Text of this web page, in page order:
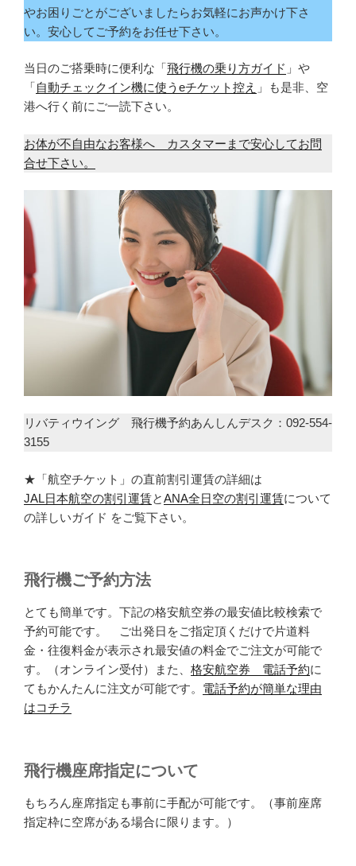
やお困りごとがございましたらお気軽にお声かけ下さ
い。安心してご予約をお任せ下さい。
当日のご搭乗時に便利な「飛行機の乗り方ガイド 」や
「自動チェックイン機に使うeチケット控え 」も是非、空
港へ行く前にご一読下さい。
お体が不自由なお客様へ カスタマーまで安心してお問
合せ下さい。
リバティウイング 飛行機予約あんしんデスク：092-554-
3155
★「航空チケット」の直前割引運賃の詳細は
JAL日本航空の割引運賃とANA全日空の割引運賃について
の詳しいガイド をご覧下さい。
飛行機ご予約方法
とても簡単です。下記の格安航空券の最安値比較検索で
予約可能です。 ご出発日をご指定頂くだけで片道料
金・往復料金が表示され最安値の料金でご注文が可能で
す。（オンライン受付）また、 格安航空券 電話予約に
てもかんたんに注文が可能です。 電話予約が簡単な理由
はコチラ
飛行機座席指定について
もちろん座席指定も事前に手配が可能です。（事前座席
指定枠に空席がある場合に限ります。）